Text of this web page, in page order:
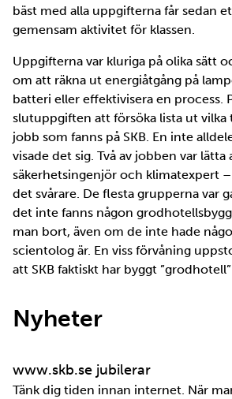
bäst med alla uppgifterna får sedan
gemensam aktivitet för klassen.
Uppgifterna var kluriga på olika sätt
om att räkna ut energiåtgång på
batteri eller effektivisera en process.
slutuppgiften att försöka lista ut vilka
jobb som fanns på SKB. En inte
visade det sig. Två av jobben var lätta
säkerhetsingenjör och klimatexpert
det svårare. De flesta grupperna var
det inte fanns någon
man bort, även om de inte hade
scientolog är. En viss förvåning
att SKB faktiskt har byggt
Nyheter
www.skb.se jubilerar
Tänk dig tiden innan internet. När